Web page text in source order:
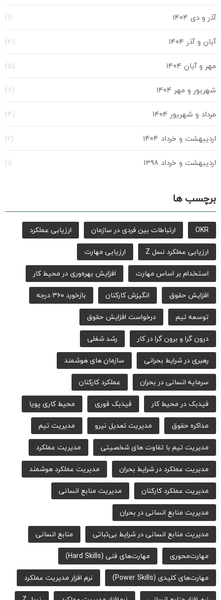
آذر و دی ۱۴۰۴
(۱)
آبان و آذر ۱۴۰۴
(۴)
مهر و آبان ۱۴۰۴
(۵)
شهریور و مهر ۱۴۰۴
(۷)
مرداد و شهریور ۱۴۰۴
(۴)
اردیبهشت و خرداد ۱۴۰۴
(۲)
اردیبهشت و خرداد ۱۳۹۸
(۱)
برچسب ها
OKR ارتباطات بین فردی در سازمان
ارزیابی عملکرد
ارزیابی عملکرد نسل Z
ارزیابی مهارت
استخدام بر اساس مهارت
افزایش بهره‌وری در محیط کار
افزایش حقوق
انگیزش کارکنان
بازخورد ۳۶۰ درجه
توسعه تیم
درخواست افزایش حقوق
درون گرا و برون گرا در کار
رشد شغلی
رهبری در شرایط بحرانی
سازمان های هوشمند
سرمایه انسانی در بحران
عملکرد کارکنان
فیدبک در محیط کار
فیدبک فوری
محیط کاری پویا
مداکره حقوق
مدیریت تعدیل نیرو
مدیریت تیم
مدیریت تیم با تفاوت های شخصیتی
مدیریت عملکرد
مدیریت عملکرد در شرایط بحران
مدیریت عملکرد هوشمند
مدیریت عملکرد کارکنان
مدیریت منابع انسانی
مدیریت منابع انسانی در بحران
مدیریت منابع انسانی در شرایط بی‌ثباتی
منابع انسانی
مهارت‌محوری
مهارت‌های فنی (Hard Skills)
مهارت‌های کلیدی (Power Skills)
نرم افزار مدیریت عملکرد